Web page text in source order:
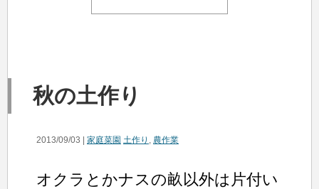
秋の土作り
2013/09/03 | 家庭菜園 土作り , 農作業
オクラとかナスの畝以外は片付い